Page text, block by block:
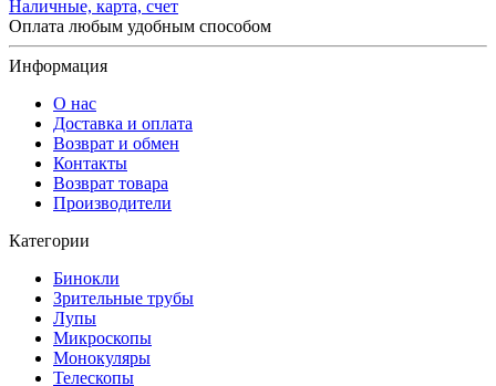
Наличные, карта, счет
Оплата любым удобным способом
Информация
О нас
Доставка и оплата
Возврат и обмен
Контакты
Возврат товара
Производители
Категории
Бинокли
Зрительные трубы
Лупы
Микроскопы
Монокуляры
Телескопы